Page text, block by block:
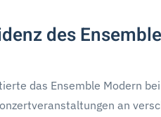
des
das Ensemble Modern
an